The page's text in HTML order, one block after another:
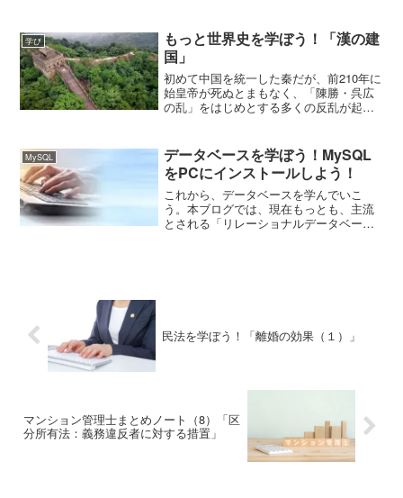
自分で変えられてしまう本をご紹介しよ
う。「「育ちがいい人」だけ...
学び
もっと世界史を学ぼう！「漢の建
国」
初めて中国を統一した秦だが、前210年に
始皇帝が死ぬとまもなく、「陳勝・呉広
の乱」をはじめとする多くの反乱が起こ
のなかで、頭角を現したのが、楚の名門
出身の「項羽」と...
MySQL
データベースを学ぼう！MySQL
をPCにインストールしよう！
これから、データベースを学んでいこ
う。本ブログでは、現在もっとも、主流
とされる「リレーショナルデータベー
民法を学ぼう！「離婚の効果（１）」
マンション管理士まとめノート（8）「区
分所有法：義務違反者に対する措置」